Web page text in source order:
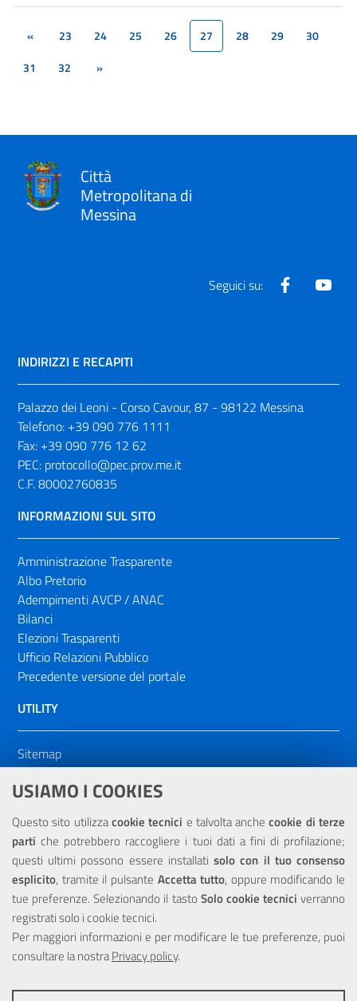
USIAMO I COOKIES
Questo sito utilizzacookie tecnici e talvolta anchecookie di terze
parti che potrebbero raccogliere i tuoi dati a fini di profilazione;
questi ultimi possono essere installatisolo con il tuo consenso
esplicito, tramite il pulsante Accetta tutto, oppure modificando le
tue preferenze. Selezionando il tasto Solo cookie tecnici verranno
registrati solo i cookie tecnici.
Per maggiori informazioni e per modificare le tue preferenze, puoi
consultare la nostraPrivacy policy.
« 23 24 25 26 27(current)
28 29
30
31
32 »
Città
Metropolitana di
Messina
Seguici su: Facebook
INDIRIZZI E RECAPITI
Palazzo dei Leoni - Corso Cavour, 87 - 98122 Messina
Telefono: +39 090 776 1111
Fax: +39 090 776 12 62
PEC: protocollo@pec.prov.me.it
C.F. 80002760835
INFORMAZIONI SUL SITO
Amministrazione Trasparente
Albo Pretorio
Adempimenti AVCP / ANAC
Bilanci
Elezioni Trasparenti
Ufficio Relazioni Pubblico
Precedente versione del portale
UTILITY
Sitemap
Dichiarazione di accessibilità
NOTE LEGALI
Privacy
Portale realizzato con la partecipazione finanziaria dell'Unione
Europea tramite i fondi del POR Sicilia 2000/2006 Misura 6.05 -